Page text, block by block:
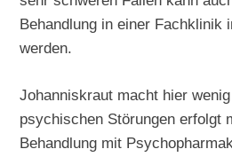
Behandlung in einer Fachklinik
werden.
Johanniskraut macht hier
psychischen Störungen erfolgt
Behandlung mit